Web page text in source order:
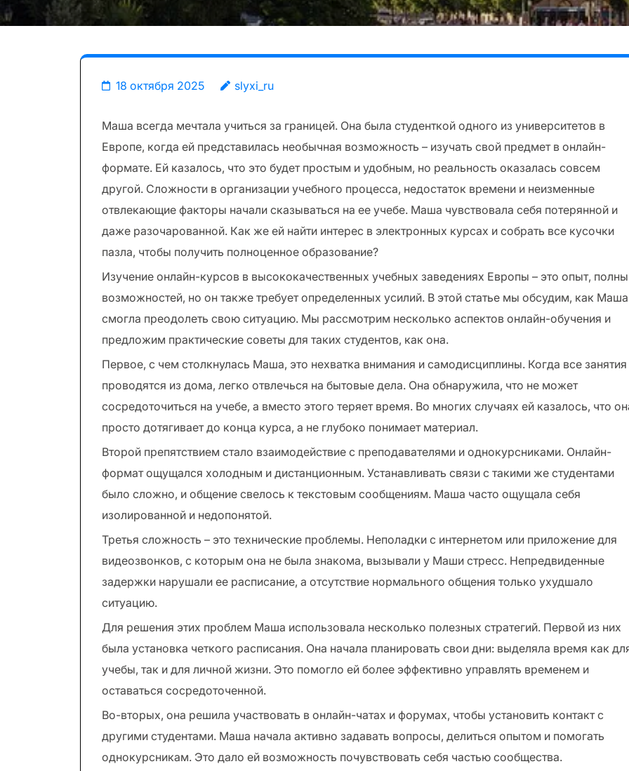
18 октября 2025 slyxi_ru
Маша всегда мечтала учиться за границей. Она была студенткой одного из университетов в
Европе, когда ей представилась необычная возможность – изучать свой предмет в онлайн-
формате. Ей казалось, что это будет простым и удобным, но реальность оказалась совсем
другой. Сложности в организации учебного процесса, недостаток времени и неизменные
отвлекающие факторы начали сказываться на ее учебе. Маша чувствовала себя потерянной и
даже разочарованной. Как же ей найти интерес в электронных курсах и собрать все кусочки
пазла, чтобы получить полноценное образование?
Изучение онлайн-курсов в высококачественных учебных заведениях Европы – это опыт,
возможностей, но он также требует определенных усилий. В этой статье мы обсудим, как Маша
смогла преодолеть свою ситуацию. Мы рассмотрим несколько аспектов онлайн-обучения и
предложим практические советы для таких студентов, как она.
Первое, с чем столкнулась Маша, это нехватка внимания и самодисциплины. Когда все занятия
проводятся из дома, легко отвлечься на бытовые дела. Она обнаружила, что не может
сосредоточиться на учебе, а вместо этого теряет время. Во многих случаях ей казалось, что
просто дотягивает до конца курса, а не глубоко понимает материал.
Второй препятствием стало взаимодействие с преподавателями и однокурсниками. Онлайн-
формат ощущался холодным и дистанционным. Устанавливать связи с такими же студентами
было сложно, и общение свелось к текстовым сообщениям. Маша часто ощущала себя
изолированной и недопонятой.
Третья сложность – это технические проблемы. Неполадки с интернетом или приложение для
видеозвонков, с которым она не была знакома, вызывали у Маши стресс. Непредвиденные
задержки нарушали ее расписание, а отсутствие нормального общения только ухудшало
ситуацию.
Для решения этих проблем Маша использовала несколько полезных стратегий. Первой из них
была установка четкого расписания. Она начала планировать свои дни: выделяла время как
учебы, так и для личной жизни. Это помогло ей более эффективно управлять временем и
оставаться сосредоточенной.
Во-вторых, она решила участвовать в онлайн-чатах и форумах, чтобы установить контакт с
другими студентами. Маша начала активно задавать вопросы, делиться опытом и помогать
однокурсникам. Это дало ей возможность почувствовать себя частью сообщества.